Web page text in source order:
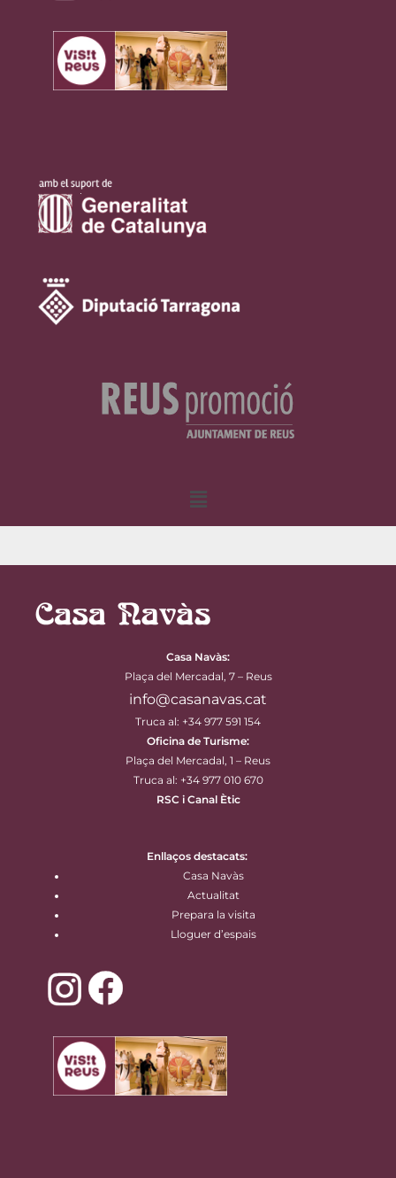
Menu
Casa Navàs:
Plaça del Mercadal, 7 – Reus
info@casanavas.cat
Truca al: +34 977 591 154
Oficina de Turisme:
Plaça del Mercadal, 1 – Reus
Truca al: +34 977 010 670
RSC i Canal Ètic
Enllaços destacats:
Casa Navàs
Actualitat
Prepara la visita
Lloguer d’espais